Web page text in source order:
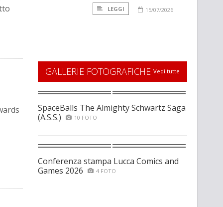
LEGGI 15/07/2026
GALLERIE FOTOGRAFICHE Vedi tutte
SpaceBalls The Almighty Schwartz Saga
(A.S.S.)
10 FOTO
Conferenza stampa Lucca Comics and
Games 2026
4 FOTO